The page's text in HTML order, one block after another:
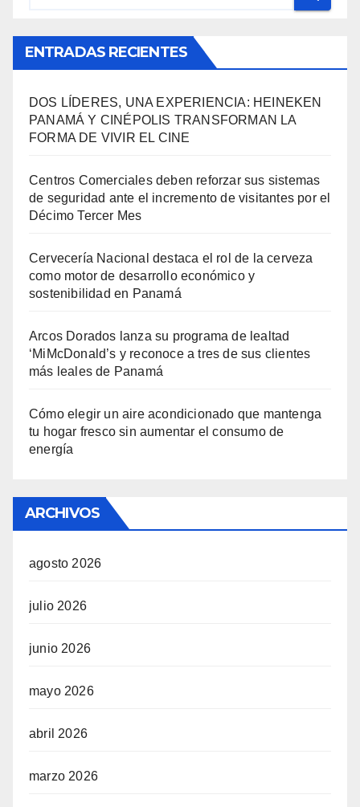
ENTRADAS RECIENTES
DOS LÍDERES, UNA EXPERIENCIA: HEINEKEN
PANAMÁ Y CINÉPOLIS TRANSFORMAN LA
FORMA DE VIVIR EL CINE
Centros Comerciales deben reforzar sus sistemas
de seguridad ante el incremento de visitantes por el
Décimo Tercer Mes
Cervecería Nacional destaca el rol de la cerveza
como motor de desarrollo económico y
sostenibilidad en Panamá
Arcos Dorados lanza su programa de lealtad
‘MiMcDonald’s y reconoce a tres de sus clientes
más leales de Panamá
Cómo elegir un aire acondicionado que mantenga
tu hogar fresco sin aumentar el consumo de
energía
ARCHIVOS
agosto 2026
julio 2026
junio 2026
mayo 2026
abril 2026
marzo 2026